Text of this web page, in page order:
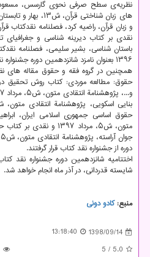
نظریه‌ی سطح صرفی نحوی گارسس، مسعود
نقدی بر كتاب دیرینه شناسی و
۱۳۹۶ بعنوان نامزد شانزدهمین دوره جشنواره نقد كتاب معرفی گشتند.
همچنین در گروه فقه و حقوق مقاله های
حقوق: مطالعه موردی: كتاب روش تحقیق
حقوق اساسی جمهوری اسلامی ایران،
متون، ش۵، مرداد ۱۳۹۷ و
دوره از جشنواره نقد كتاب قرار گرفتند.
اختتامیه شانزدهمین دوره جشنواره نقد
شایسته قدردانی، در آذر ماه انجام خواهد شد.
منبع:كادو دونی
1398/09/14
13:18:40
5.0
/ 5